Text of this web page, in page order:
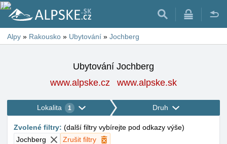
Alpy » Rakousko » Ubytování » Jochberg
Ubytování Jochberg
www.alpske.cz
www.alpske.sk
Lokalita 1 Druh
Zvolené filtry: (další filtry vybírejte pod odkazy výše)
Jochberg
Zrušit filtry